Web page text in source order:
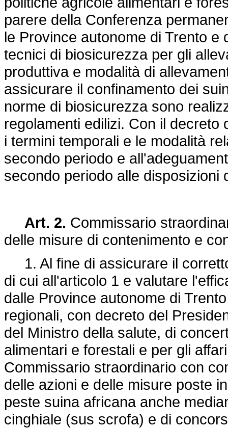
parere della Conferenza
le Province autonome di Trento
tecnici di biosicurezza per gli
produttiva e modalità di
assicurare il confinamento dei
norme di biosicurezza sono
regolamenti edilizi. Con il
i termini temporali e le modalità
secondo periodo e
secondo periodo alle disposizioni
Art. 2. Commissario
delle misure di contenimento e
1. Al fine di assicurare il
di cui all'articolo 1 e valutare
dalle Province autonome di
regionali, con decreto del
del Ministro della salute, di
alimentari e forestali e per gli
Commissario straordinario con
delle azioni e delle misure poste
peste suina africana anche
cinghiale (sus scrofa) e di